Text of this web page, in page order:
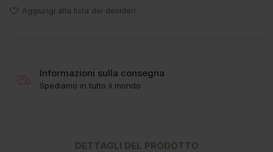
Aggiungi alla lista dei desideri
Informazioni sulla consegna
Spediamo in tutto il mondo
DETTAGLI DEL PRODOTTO